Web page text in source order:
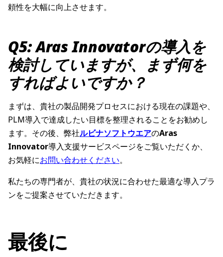
頼性を大幅に向上させます。
Q5: Aras Innovatorの導入を
検討していますが、まず何を
すればよいですか？
まずは、貴社の製品開発プロセスにおける現在の課題や、
PLM導入で達成したい目標を整理されることをお勧めし
ます。その後、弊社ルビナソフトウエアのAras
Innovator導入支援サービスページをご覧いただくか、
お気軽にお問い合わせください。
私たちの専門者が、貴社の状況に合わせた最適な導入プラ
ンをご提案させていただきます。
最後に